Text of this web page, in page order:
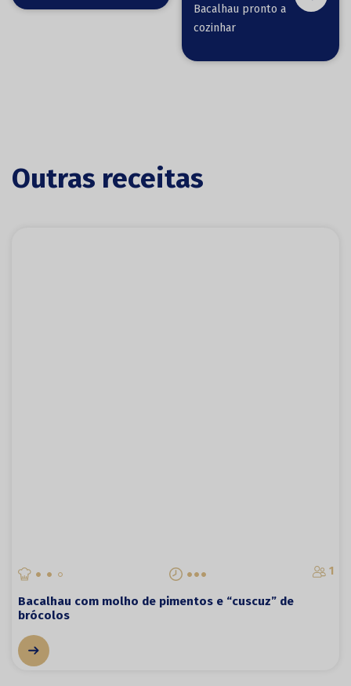
Bacalhau pronto a
cozinhar
Outras receitas
1
Bacalhau com molho de pimentos e “cuscuz” de
brócolos